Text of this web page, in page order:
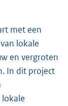
met een
lokale
en vergroten
In dit project